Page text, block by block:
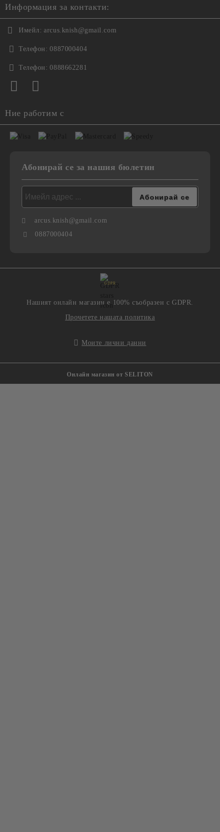
Информация за контакти:
Имейл: arcus.knish@gmail.com
Телефон: 0887000404
Телефон: 0888662281
Ние работим с
Абонирай се за нашия бюлетин
arcus.knish@gmail.com
0887000404
GDPR
Нашият онлайн магазин е 100% съобразен с GDPR.
Прочетете нашата политика
Моите лични данни
Онлайн магазин от SELITON